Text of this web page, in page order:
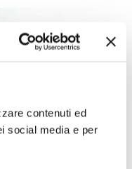
contenuti ed
social media e per